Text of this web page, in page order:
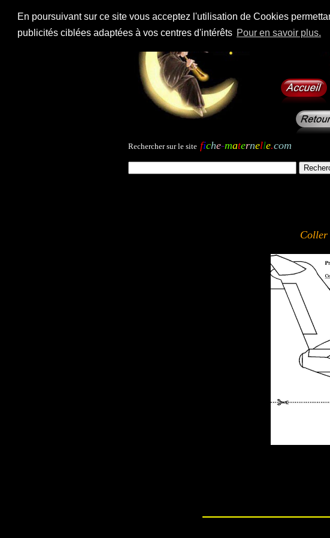
En poursuivant sur ce site vous acceptez l'utilisation de Cookies
publicités ciblées adaptées à vos centres d'intérêts Pour en savoir plus.
Rechercher sur le site fiche-maternelle.com
Coller